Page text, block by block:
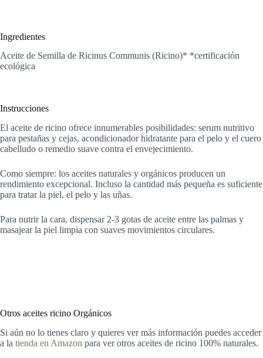
Ingredientes
Aceite de Semilla de Ricinus Communis (Ricino)* *certificación
ecológica
Instrucciones
El aceite de ricino ofrece innumerables posibilidades: serum nutritivo
para pestañas y cejas, acondicionador hidratante para el pelo y el cuero
cabelludo o remedio suave contra el envejecimiento.
Como siempre: los aceites naturales y orgánicos producen un
rendimiento excepcional. Incluso la cantidad más pequeña es suficiente
para tratar la piel, el pelo y las uñas.
Para nutrir la cara, dispensar 2-3 gotas de aceite entre las palmas y
masajear la piel limpia con suaves movimientos circulares.
Otros aceites ricino Orgánicos
Si aún no lo tienes claro y quieres ver más información puedes acceder
a la tienda en Amazon para ver otros aceites de ricino 100% naturales.